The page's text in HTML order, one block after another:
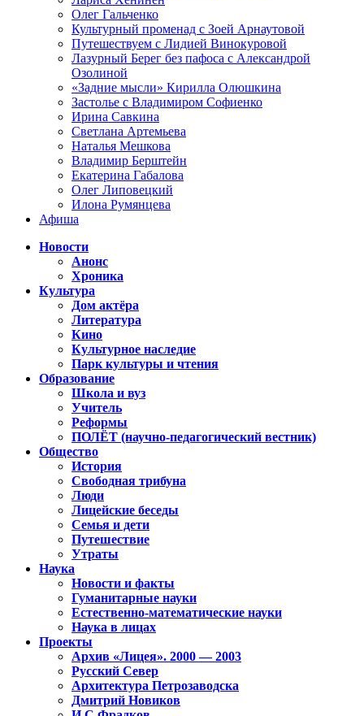
Олег Гальченко
Культурный променад с Зоей Арнаутовой
Путешествуем с Лидией Винокуровой
Лазурный Берег без пафоса с Александрой
Озолиной
«Задние мысли» Кирилла Олюшкина
Застолье с Владимиром Софиенко
Ирина Савкина
Светлана Артемьева
Наталья Мешкова
Владимир Берштейн
Екатерина Габалова
Олег Липовецкий
Илона Румянцева
Афиша
Новости
Анонс
Хроника
Культура
Дом актёра
Литература
Кино
Культурное наследие
Парк культуры и чтения
Образование
Школа и вуз
Учитель
Реформы
ПОЛЁТ (научно-педагогический вестник)
Общество
История
Свободная трибуна
Люди
Лицейские беседы
Семья и дети
Путешествие
Утраты
Наука
Новости и факты
Гуманитарные науки
Естественно-математические науки
Наука в лицах
Проекты
Архив «Лицея». 2000 — 2003
Русский Север
Архитектура Петрозаводска
Дмитрий Новиков